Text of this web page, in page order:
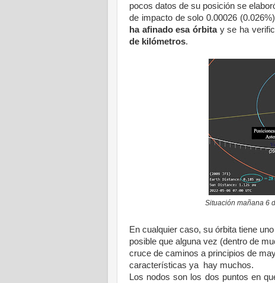
pocos datos de su posición se
de impacto de solo 0.00026
ha afinado esa órbitay se ha
de kilómetros.
Situación mañana 6
En cualquier caso, su órbita tiene
posible que alguna vez (dentro de
cruce de caminos a principios de
características ya hay muchos.
Los nodos son los dos puntos en